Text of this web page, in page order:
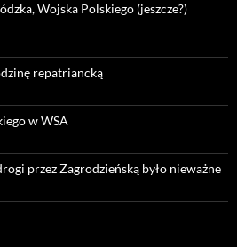
Wojska Polskiego (jeszcze?)
repatriancką
w WSA
przez Zagrodzieńską było nieważne